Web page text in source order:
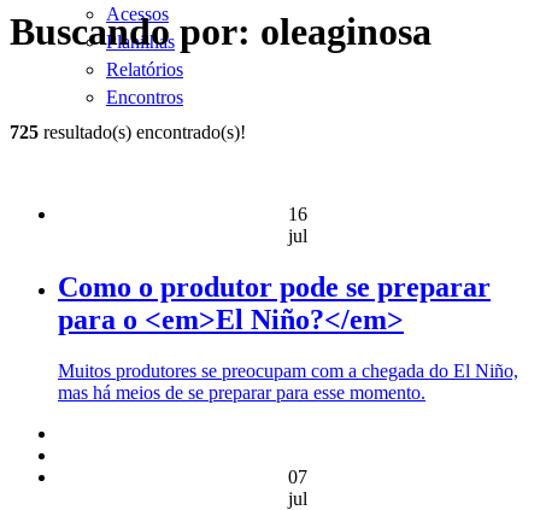
Acessos
Planilhas
Relatórios
Encontros
Buscando por: oleaginosa
725 resultado(s) encontrado(s)!
16
jul
Como o produtor pode se preparar
para o <em>El Niño?</em>
Muitos produtores se preocupam com a chegada do El Niño,
mas há meios de se preparar para esse momento.
07
jul